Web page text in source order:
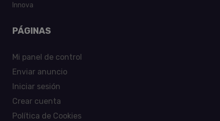
Innova
PÁGINAS
Mi panel de control
Enviar anuncio
Iniciar sesión
Crear cuenta
Política de Cookies